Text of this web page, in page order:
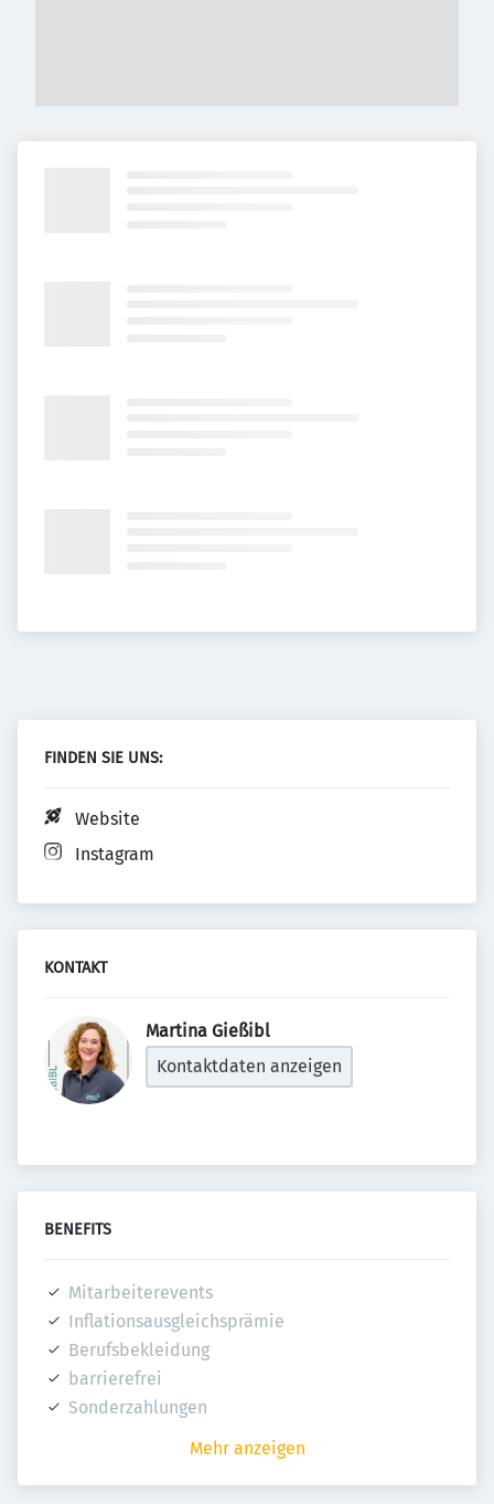
FINDEN SIE UNS:
Website
Instagram
KONTAKT
Martina Gießibl
Kontaktdaten anzeigen
BENEFITS
Mitarbeiterevents
Inflationsausgleichsprämie
Berufsbekleidung
barrierefrei
Sonderzahlungen
Mehr anzeigen